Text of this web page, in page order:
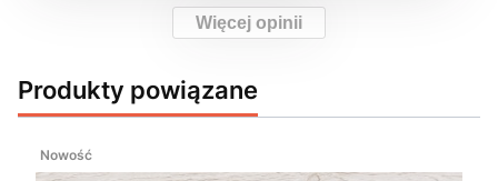
Więcej opinii
Produkty powiązane
Nowość